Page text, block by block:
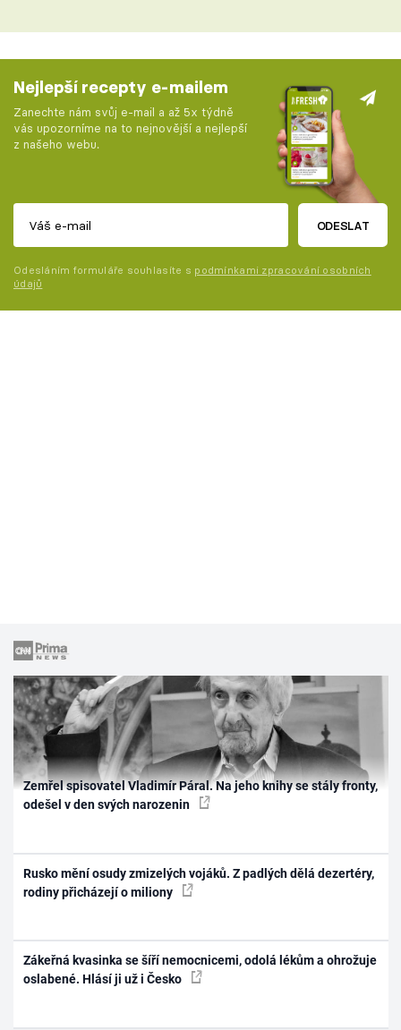
Nejlepší recepty e-mailem
Zanechte nám svůj e-mail a až 5x týdně
vás upozorníme na to nejnovější a nejlepší
z našeho webu.
ODESLAT
Odesláním formuláře souhlasíte s podmínkami zpracování osobních
údajů
Zemřel spisovatel Vladimír Páral. Na jeho knihy se stály fronty,
odešel v den svých narozenin
Rusko mění osudy zmizelých vojáků. Z padlých dělá dezertéry,
rodiny přicházejí o miliony
Zákeřná kvasinka se šíří nemocnicemi, odolá lékům a ohrožuje
oslabené. Hlásí ji už i Česko